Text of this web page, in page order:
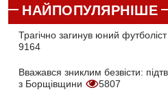
НАЙПОПУЛЯРНІШЕ
Трагічно загинув юний
9164
Вважався зниклим безвісти:
з Борщівщини
5807